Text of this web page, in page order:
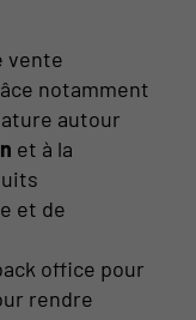
vente
notamment
autour
et à la
et de
office pour
rendre